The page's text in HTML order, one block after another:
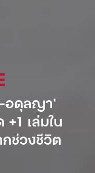
อดุลญา’
+1 เล่มใน
กช่วงชีวิต